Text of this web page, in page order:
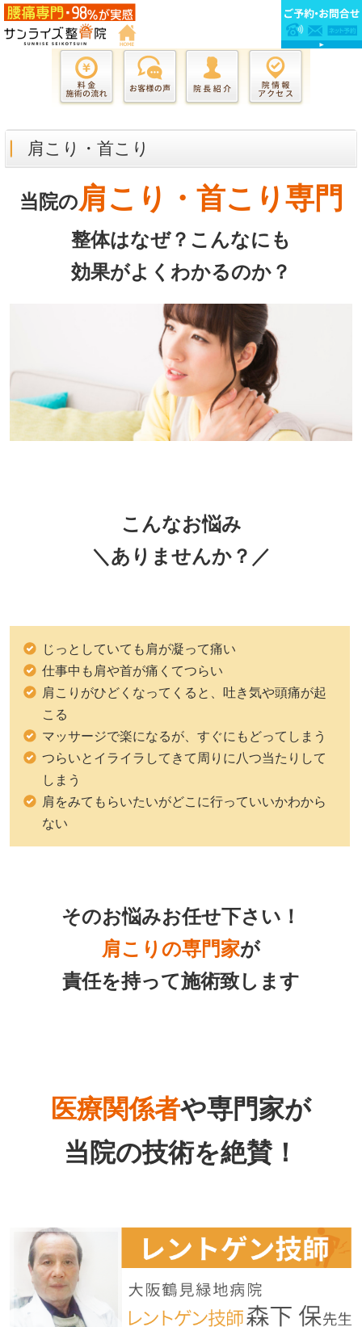
肩こり・首こり
当院の肩こり・首こり専門
整体はなぜ？こんなにも
効果がよくわかるのか？
こんなお悩み
＼ありませんか？／
じっとしていても肩が凝って痛い
仕事中も肩や首が痛くてつらい
肩こりがひどくなってくると、吐き気や頭痛が起
こる
マッサージで楽になるが、すぐにもどってしまう
つらいとイライラしてきて周りに八つ当たりして
しまう
肩をみてもらいたいがどこに行っていいかわから
ない
そのお悩みお任せ下さい！
肩こりの専門家が
責任を持って施術致します
医療関係者や専門家が
当院の技術を絶賛！